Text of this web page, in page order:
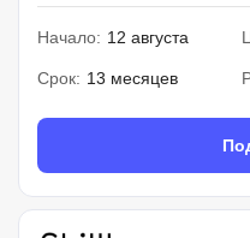
Начало: 12 августа
Срок: 13 месяцев